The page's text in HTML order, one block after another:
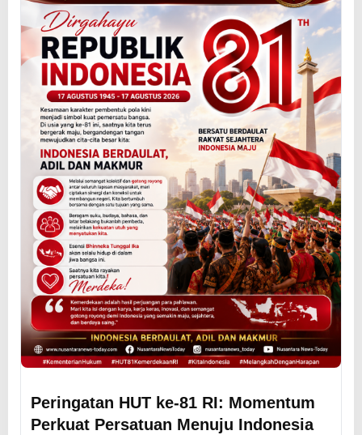
Peringatan HUT ke-81 RI: Momentum
Perkuat Persatuan Menuju Indonesia